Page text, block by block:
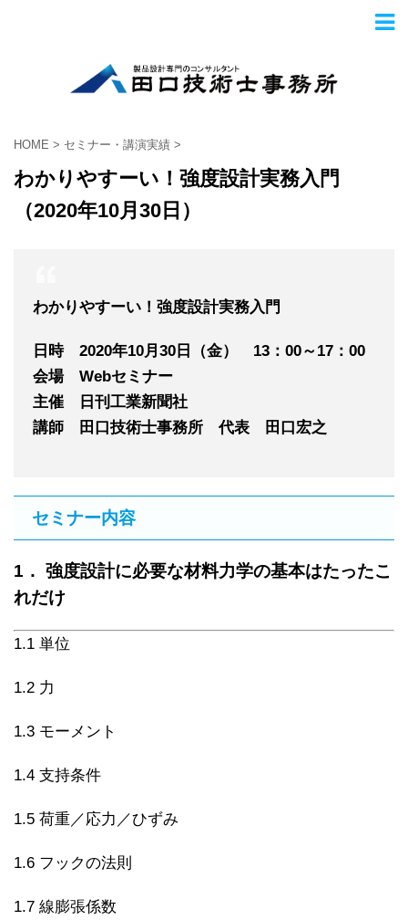
HOME > セミナー・講演実績 >
わかりやすーい！強度設計実務入門
（2020年10月30日）
わかりやすーい！強度設計実務入門
日時 2020年10月30 日（金） 13：00～17：00
会場 Webセミナー
主催 日刊工業新聞社
講師 田口技術士事務所 代表 田口宏之
セミナー内容
1． 強度設計に必要な材料力学の基本はたったこ
れだけ
1.1 単位
1.2 力
1.3 モーメント
1.4 支持条件
1.5 荷重／応力／ひずみ
1.6 フックの法則
1.7 線膨張係数